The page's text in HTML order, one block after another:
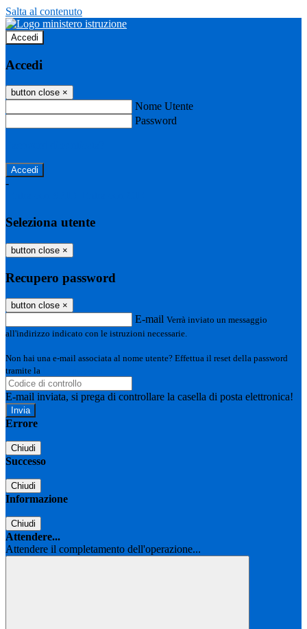
Salta al contenuto
Accedi
Accedi
button close ×
Nome Utente
Password
-
Seleziona utente
button close ×
Recupero password
button close ×
E-mail Verrà inviato un messaggio
all'indirizzo indicato con le istruzioni necessarie.
Non hai una e-mail associata al nome utente? Effettua il reset della password
tramite la
E-mail inviata, si prega di controllare la casella di posta elettronica!
Errore
Chiudi
Successo
Chiudi
Informazione
Chiudi
Attendere...
Attendere il completamento dell'operazione...